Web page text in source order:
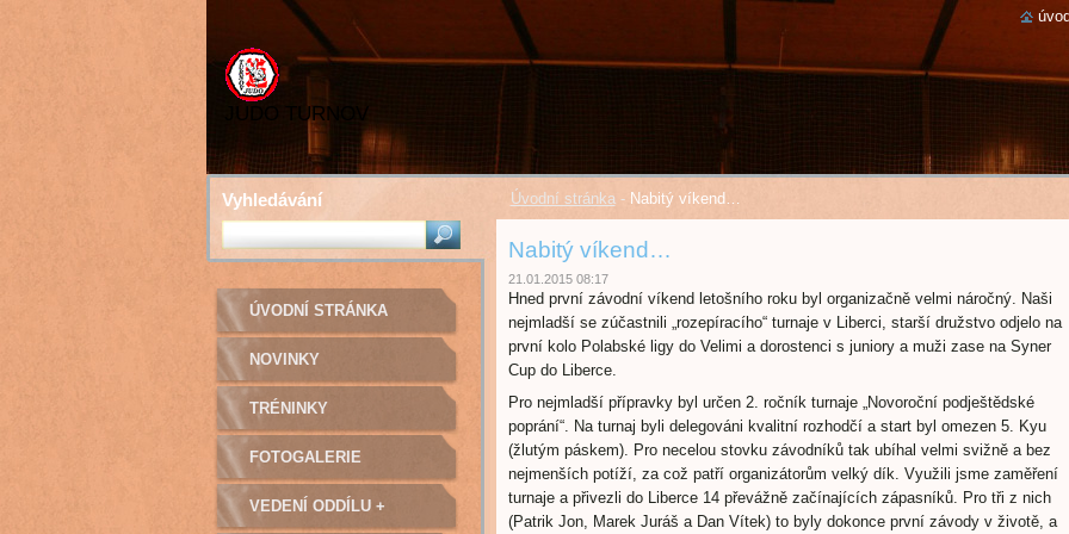
JUDO TURNOV
Úvodní stránka - Nabitý víkend…
Nabitý víkend…
21.01.2015 08:17
Hned první závodní víkend letošního roku byl organizačně velmi náročný. Naši
nejmladší se zúčastnili „rozepíracího“ turnaje v Liberci, starší družstvo odjelo na
první kolo Polabské ligy do Velimi a dorostenci s juniory a muži zase na Syner
Cup do Liberce.
Pro nejmladší přípravky byl určen 2. ročník turnaje „Novoroční podještědské
poprání“. Na turnaj byli delegováni kvalitní rozhodčí a start byl omezen 5. Kyu
(žlutým páskem). Pro necelou stovku závodníků tak ubíhal velmi svižně a bez
nejmenších potíží, za což patří organizátorům velký dík. Využili jsme zaměření
turnaje a přivezli do Liberce 14 převážně začínajících zápasníků. Pro tři z nich
(Patrik Jon, Marek Juráš a Dan Vítek) to byly dokonce první závody v životě, a
ÚVODNÍ STRÁNKA
NOVINKY
TRÉNINKY
FOTOGALERIE
VEDENÍ ODDÍLU +
Vyhledávání